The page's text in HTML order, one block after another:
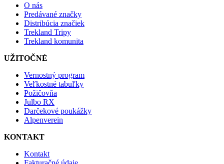
O nás
Predávané značky
Distribúcia značiek
Trekland Tripy
Trekland komunita
UŽITOČNÉ
Vernostný program
Veľkostné tabuľky
Požičovňa
Julbo RX
Darčekové poukážky
Alpenverein
KONTAKT
Kontakt